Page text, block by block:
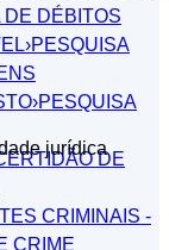
DÉBITOS
›PESQUISA
›PESQUISA
DE
CRIMINAIS -
CRIME
jurídica